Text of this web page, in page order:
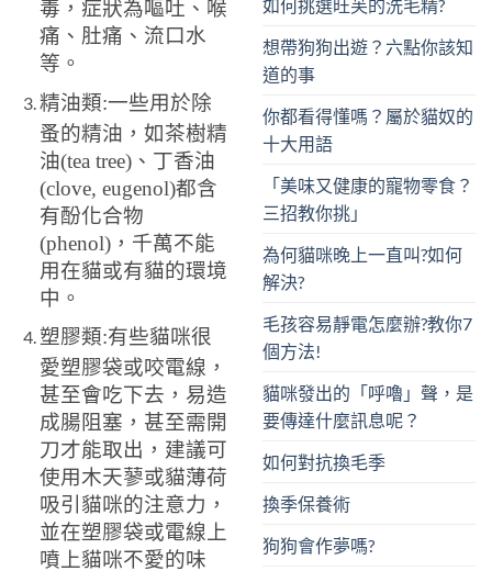
毒，症狀為嘔吐、喉
痛、肚痛、流口水
等。
精油類:一些用於除
蚤的精油，如茶樹精
油(tea tree)、丁香油
(clove, eugenol)都含
有酚化合物
(phenol)，千萬不能
用在貓或有貓的環境
中。
塑膠類:有些貓咪很
愛塑膠袋或咬電線，
甚至會吃下去，易造
成腸阻塞，甚至需開
刀才能取出，建議可
使用木天蓼或貓薄荷
吸引貓咪的注意力，
並在塑膠袋或電線上
噴上貓咪不愛的味
如何挑選旺芙的洗毛精?
想帶狗狗出遊？六點你該知
道的事
你都看得懂嗎？屬於貓奴的
十大用語
「美味又健康的寵物零食？
三招教你挑」
為何貓咪晚上一直叫?如何
解決?
毛孩容易靜電怎麼辦?教你7
個方法!
貓咪發出的「呼嚕」聲，是
要傳達什麼訊息呢？
如何對抗換毛季
換季保養術
狗狗會作夢嗎?